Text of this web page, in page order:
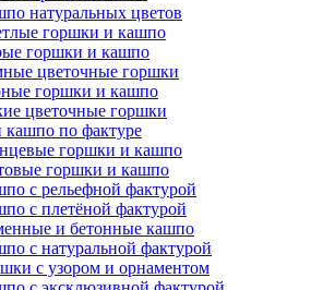
натуральных цветов
горшки и кашпо
горшки и кашпо
цветочные горшки
горшки и кашпо
цветочные горшки
по фактуре
горшки и кашпо
горшки и кашпо
с рельефной фактурой
с плетёной фактурой
и бетонные кашпо
с натуральной фактурой
с узором и орнаментом